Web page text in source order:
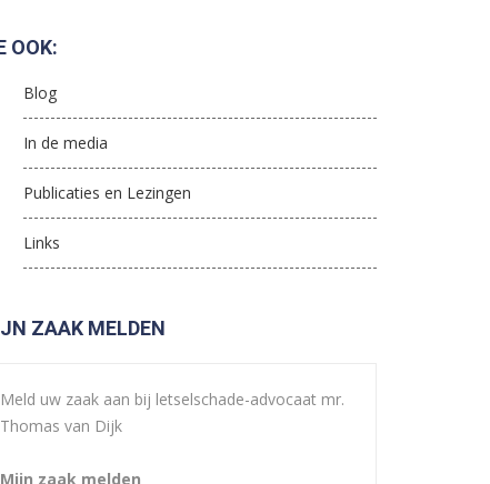
OOK:
Blog
In de media
Publicaties en Lezingen
Links
ZAAK MELDEN
Meld uw zaak aan bij letselschade-advocaat mr.
Thomas van Dijk
Mijn zaak melden